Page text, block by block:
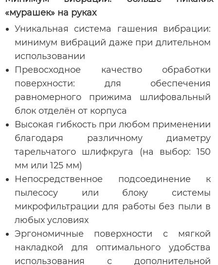
«мурашек» на руках
Уникальная система гашения вибрации:
минимум вибраций даже при длительном
использовании
Превосходное качество обработки
поверхности: для обеспечения
равномерного прижима шлифовальный
блок отделён от корпуса
Высокая гибкость при любом применении
благодаря различному диаметру
тарельчатого шлифкруга (на выбор: 150
мм или 125 мм)
Непосредственное подсоединение к
пылесосу или блоку системы
микрофильтрации для работы без пыли в
любых условиях
Эргономичные поверхности с мягкой
накладкой для оптимального удобства
использования с дополнительной